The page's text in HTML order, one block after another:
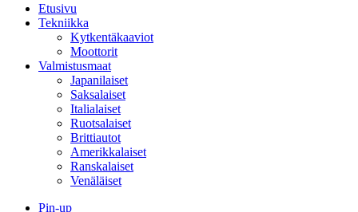
Etusivu
Tekniikka
Kytkentäkaaviot
Moottorit
Valmistusmaat
Japanilaiset
Saksalaiset
Italialaiset
Ruotsalaiset
Brittiautot
Amerikkalaiset
Ranskalaiset
Venäläiset
Pin-up